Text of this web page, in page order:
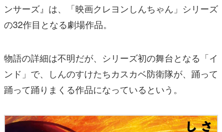
ンサーズ』は、「映画クレヨンしんちゃん」シリーズ
の32作目となる劇場作品。
物語の詳細は不明だが、シリーズ初の舞台となる「イ
ンド」で、しんのすけたちカスカベ防衛隊が、踊って
踊って踊りまくる作品になっているという。